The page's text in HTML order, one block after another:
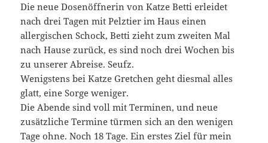
Die neue Dosenöffnerin von Katze Betti erleidet
nach drei Tagen mit Pelztier im Haus einen
allergischen Schock, Betti zieht zum zweiten Mal
nach Hause zurück, es sind noch drei Wochen bis
zu unserer Abreise. Seufz.
Wenigstens bei Katze Gretchen geht diesmal alles
glatt, eine Sorge weniger.
Die Abende sind voll mit Terminen, und neue
zusätzliche Termine türmen sich an den wenigen
Tage ohne. Noch 18 Tage. Ein erstes Ziel für mein